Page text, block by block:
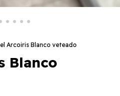
Arcoiris Blanco veteado
Blanco